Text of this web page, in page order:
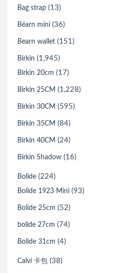
Bag strap (13)
Béarn mini (36)
Bearn wallet (151)
Birkin (1,945)
Birkin 20cm (17)
Birkin 25CM (1,228)
Birkin 30CM (595)
Birkin 35CM (84)
Birkin 40CM (24)
Birkin Shadow (16)
Bolide (224)
Bolide 1923 Mini (93)
Bolide 25cm (52)
bolide 27cm (74)
Bolide 31cm (4)
Calvi 卡包 (38)